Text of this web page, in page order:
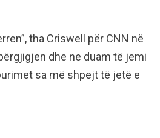
tha Criswell për CNN në
dhe ne duam të jemi
sa më shpejt të jetë e